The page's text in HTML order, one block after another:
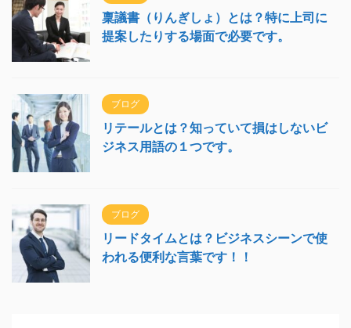
稟議書（りんぎしょ）とは？特に上司に
提案したりする場面で必要です。
ブログ
リテールとは？知っていて損はしないビ
ジネス用語の１つです。
ブログ
リードタイムとは？ビジネスシーンで使
われる便利な言葉です！！